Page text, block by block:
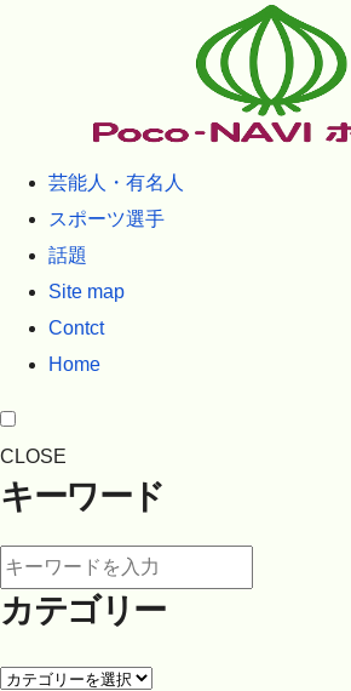
芸能人・有名人
スポーツ選手
話題
Site map
Contct
Home
CLOSE
キーワード
カテゴリー